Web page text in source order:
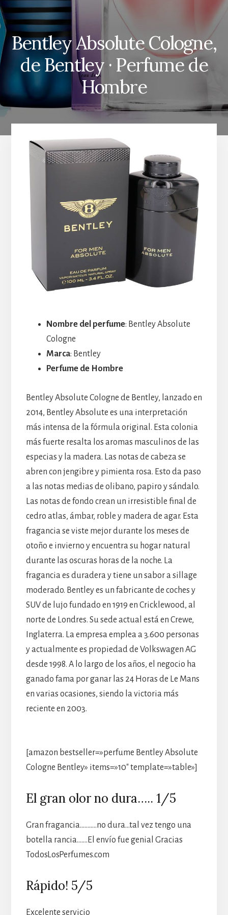
Bentley Absolute Cologne,
de Bentley · Perfume de
Hombre
Nombre del perfume: Bentley Absolute
Cologne
Marca: Bentley
Perfume de Hombre
Bentley Absolute Cologne de Bentley, lanzado en
2014, Bentley Absolute es una interpretación
más intensa de la fórmula original. Esta colonia
más fuerte resalta los aromas masculinos de las
especias y la madera. Las notas de cabeza se
abren con jengibre y pimienta rosa. Esto da paso
a las notas medias de olibano, papiro y sándalo.
Las notas de fondo crean un irresistible final de
cedro atlas, ámbar, roble y madera de agar. Esta
fragancia se viste mejor durante los meses de
otoño e invierno y encuentra su hogar natural
durante las oscuras horas de la noche. La
fragancia es duradera y tiene un sabor a sillage
moderado. Bentley es un fabricante de coches y
SUV de lujo fundado en 1919 en Cricklewood, al
norte de Londres. Su sede actual está en Crewe,
Inglaterra. La empresa emplea a 3.600 personas
y actualmente es propiedad de Volkswagen AG
desde 1998. A lo largo de los años, el negocio ha
ganado fama por ganar las 24 Horas de Le Mans
en varias ocasiones, siendo la victoria más
reciente en 2003.
[amazon bestseller=»perfume Bentley Absolute
Cologne Bentley» items=»10″ template=»table»]
El gran olor no dura….. 1/5
Gran fragancia………..no dura…tal vez tengo una
botella rancia…….El envío fue genial Gracias
TodosLosPerfumes.com
Rápido! 5/5
Excelente servicio